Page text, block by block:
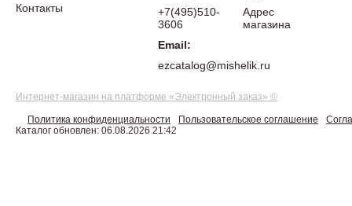
Контакты
+7(495)510-
3606
Email:
ezcatalog@mishelik.ru
Адрес
магазина
Интернет-магазин на платформе «Электронный заказ» ©
Политика конфиденциальности Пользовательское соглашение
Каталог обновлен: 06.08.2026 21:42